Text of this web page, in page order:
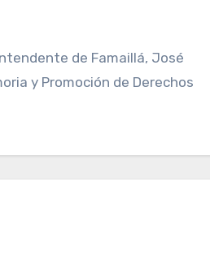
y Promoción de Derechos